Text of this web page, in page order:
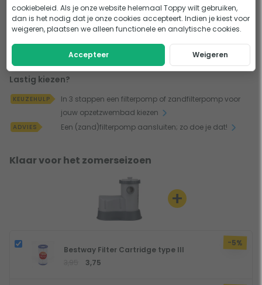
Handleiding - Bestway filterpomp
Lastig kiezen?
KEUZEHULP
In 3 stappen een filterpomp of zandfilterpomp voor
jouw opzetzwembad kiezen
ADVIES Een (zand)filterpomp aansluiten; zo doe je dat!
Klaar voor het zomerseizoen
+
-5%
Bestway Filter Cartridge type III
3,75
cookiebeleid. Als je onze website helemaal Toppy wilt gebruiken,
dan is het nodig dat je onze cookies accepteert. Indien je kiest voor
weigeren, plaatsen we alleen functionele en analytische cookies.
Accepteer Weigeren